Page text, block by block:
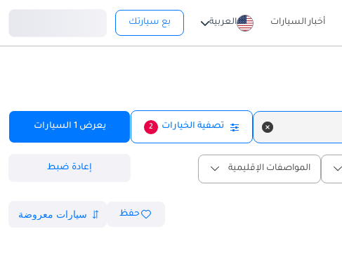
أخبار السيارات العربية بع سيارتك
تصفية الخيارات 2 يعرض 1 السيارات
المواصفات الإقليمية إعادة ضبط
حفظ